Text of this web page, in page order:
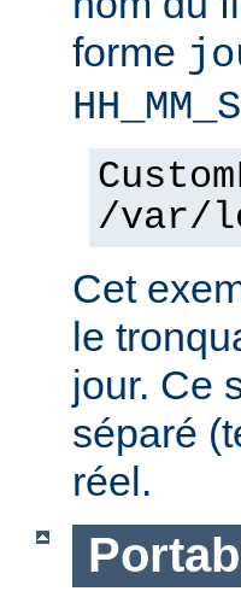
forme
/var/
Cet
le
jour. Ce
séparé
réel.